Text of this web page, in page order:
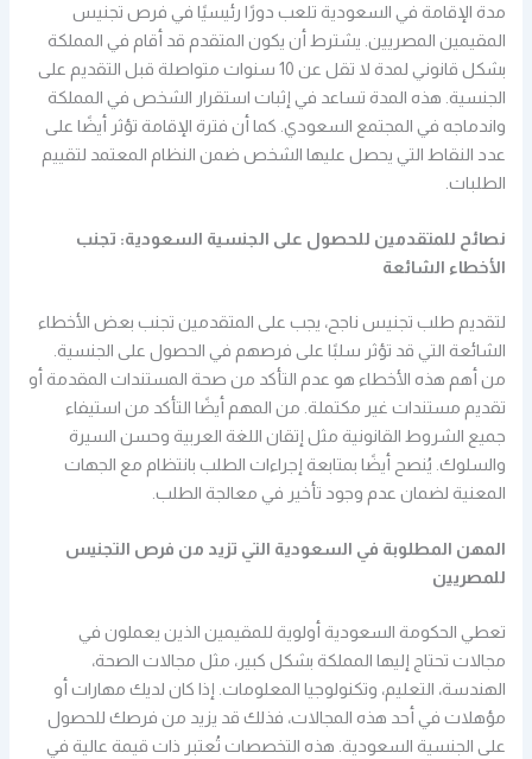
مدة الإقامة في السعودية تلعب دورًا رئيسيًا في فرص تجنيس
المقيمين المصريين. يشترط أن يكون المتقدم قد أقام في المملكة
بشكل قانوني لمدة لا تقل عن 10 سنوات متواصلة قبل التقديم على
الجنسية. هذه المدة تساعد في إثبات استقرار الشخص في المملكة
واندماجه في المجتمع السعودي. كما أن فترة الإقامة تؤثر أيضًا على
عدد النقاط التي يحصل عليها الشخص ضمن النظام المعتمد لتقييم
الطلبات.
نصائح للمتقدمين للحصول على الجنسية السعودية: تجنب
الأخطاء الشائعة
لتقديم طلب تجنيس ناجح، يجب على المتقدمين تجنب بعض الأخطاء
الشائعة التي قد تؤثر سلبًا على فرصهم في الحصول على الجنسية.
من أهم هذه الأخطاء هو عدم التأكد من صحة المستندات المقدمة أو
تقديم مستندات غير مكتملة. من المهم أيضًا التأكد من استيفاء
جميع الشروط القانونية مثل إتقان اللغة العربية وحسن السيرة
والسلوك. يُنصح أيضًا بمتابعة إجراءات الطلب بانتظام مع الجهات
المعنية لضمان عدم وجود تأخير في معالجة الطلب.
المهن المطلوبة في السعودية التي تزيد من فرص التجنيس
للمصريين
تعطي الحكومة السعودية أولوية للمقيمين الذين يعملون في
مجالات تحتاج إليها المملكة بشكل كبير، مثل مجالات الصحة،
الهندسة، التعليم، وتكنولوجيا المعلومات. إذا كان لديك مهارات أو
مؤهلات في أحد هذه المجالات، فذلك قد يزيد من فرصك للحصول
على الجنسية السعودية. هذه التخصصات تُعتبر ذات قيمة عالية في